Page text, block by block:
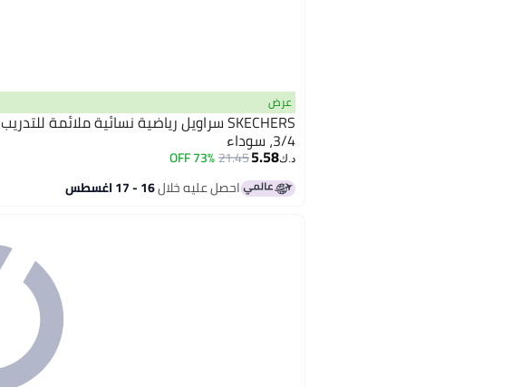
عرض
SKECHERS سراويل رياضية نسائية ملائمة للتدريب
3/4، سوداء
د.ك‏5.58
21.45
73% OFF
احصل عليه خلال16 - 17 اغسطس